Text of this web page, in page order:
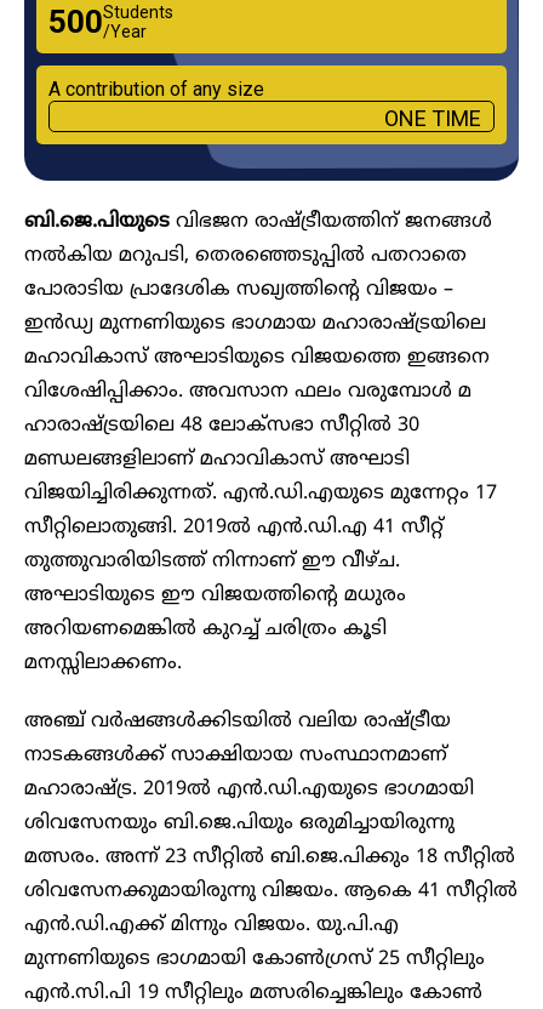
₹500Students
/Year
A contribution of any size
ONE TIME
ബി.ജെ.പിയുടെ വിഭജന രാഷ്ട്രീയത്തിന് ജനങ്ങൾ
നൽകിയ മറുപടി, തെരഞ്ഞെടുപ്പിൽ പതറാതെ
പോരാടിയ പ്രാദേശിക സഖ്യത്തിന്റെ വിജയം –
ഇൻഡ്യ മുന്നണിയുടെ ഭാ​ഗമായ മഹാരാഷ്ട്രയിലെ
മഹാവികാസ് അഘാടിയുടെ വിജയത്തെ ഇങ്ങനെ
വിശേഷിപ്പിക്കാം. അവസാന ഫലം വരുമ്പോൾ മ​
ഹാരാഷ്ട്രയിലെ 48 ലോക്സഭാ സീറ്റിൽ 30
മണ്ഡലങ്ങളിലാണ് മഹാവികാസ് അഘാടി
വിജയിച്ചിരിക്കുന്നത്. എൻ.ഡി.എയുടെ മുന്നേറ്റം 17
സീറ്റിലൊതുങ്ങി. 2019ൽ എൻ.ഡി.എ 41 സീറ്റ്
തുത്തുവാരിയിടത്ത് നിന്നാണ് ഈ വീഴ്ച.
അഘാടിയുടെ ഈ വിജയത്തിന്റെ മധുരം
അറിയണമെങ്കിൽ കുറച്ച് ചരിത്രം കൂടി
മനസ്സിലാക്കണം.
അഞ്ച് വർഷങ്ങൾക്കിടയിൽ വലിയ രാഷ്ട്രീയ
നാടകങ്ങൾക്ക് സാക്ഷിയായ സംസ്ഥാനമാണ്
മഹാരാഷ്ട്ര. 2019ൽ എൻ.ഡി.എയുടെ ഭാ​ഗമായി
ശിവസേനയും ബി.ജെ.പിയും ഒരുമിച്ചായിരുന്നു
മത്സരം. അന്ന് 23 സീറ്റിൽ ബി.ജെ.പിക്കും 18 സീറ്റിൽ
ശിവസേനക്കുമായിരുന്നു വിജയം. ആകെ 41 സീറ്റിൽ
എൻ.ഡി.എക്ക് മിന്നും വിജയം. യു.പി.എ
മുന്നണിയുടെ ഭാ​ഗമായി കോൺ​ഗ്രസ് 25 സീറ്റിലും
എൻ.സി.പി 19 സീറ്റിലും മത്സരിച്ചെങ്കിലും കോൺ​